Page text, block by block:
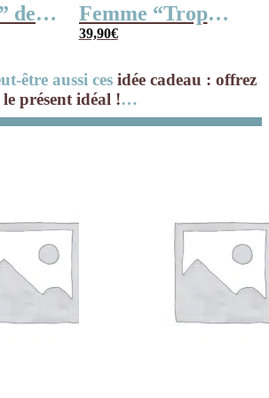
des
Femme “Trop
Mignon”
39,90€
être aussi ces idée cadeau : offrez
le présent idéal !…